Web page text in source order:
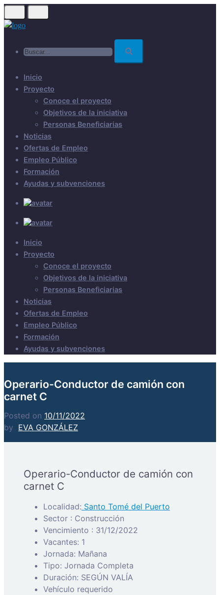
Skip
to
Inicio
Proyecto
Conoce el proyecto
Objetivos de la iniciativa
Personas Beneficiarias
Noticias
Ofertas de Empleo
Empleo Público
Formación
Ayudas y subvenciones
Inicio
Proyecto
Conoce el proyecto
Objetivos de la iniciativa
Personas Beneficiarias
Noticias
Ofertas de Empleo
Empleo Público
Formación
Ayudas y subvenciones
Operario-Conductor de camión con
carnet C
Posted on 10/11/2022
by EVA GONZÁLEZ
Operario-Conductor de camión con
carnet C
Localidad: Santo Tomé del Puerto
Sector : Construcción
Vencimiento : 31/12/2022
Vacantes: 1
Jornada: Mañana
Tipo: Jornada Completa
Duración: SEGÚN VALÍA
Vehículo requerido